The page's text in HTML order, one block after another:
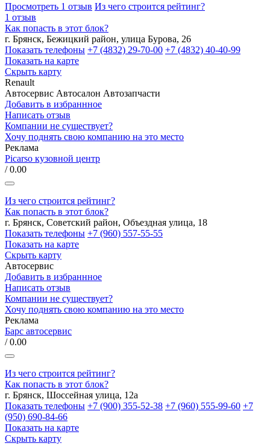
Просмотреть 1 отзыв Из чего строится рейтинг?
1 отзыв
Как попасть в этот блок?
г. Брянск, Бежицкий район, улица Бурова, 26
Показать телефоны +7 (4832) 29-70-00 +7 (4832) 40-40-99
Показать на карте
Скрыть карту
Renault
Автосервис Автосалон Автозапчасти
Добавить в избраннное
Написать отзыв
Компании не существует?
Хочу поднять свою компанию на это место
Реклама
Picarso кузовной центр
/ 0.00
Из чего строится рейтинг?
Как попасть в этот блок?
г. Брянск, Советский район, Объездная улица, 18
Показать телефоны +7 (960) 557-55-55
Показать на карте
Скрыть карту
Автосервис
Добавить в избраннное
Написать отзыв
Компании не существует?
Хочу поднять свою компанию на это место
Реклама
Барс автосервис
/ 0.00
Из чего строится рейтинг?
Как попасть в этот блок?
г. Брянск, Шоссейная улица, 12а
Показать телефоны +7 (900) 355-52-38 +7 (960) 555-99-60 +7
(950) 690-84-66
Показать на карте
Скрыть карту